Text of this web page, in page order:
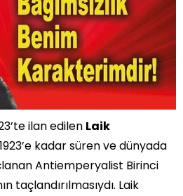
ilan edilen Laik
1923’e kadar süren ve dünyada
Antiemperyalist Birinci
taçlandırılmasıydı. Laik